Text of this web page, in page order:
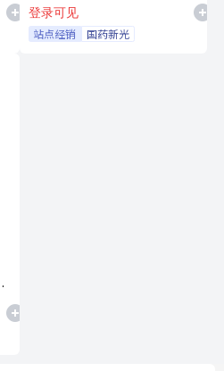
登录可见
站点经销 国药新光